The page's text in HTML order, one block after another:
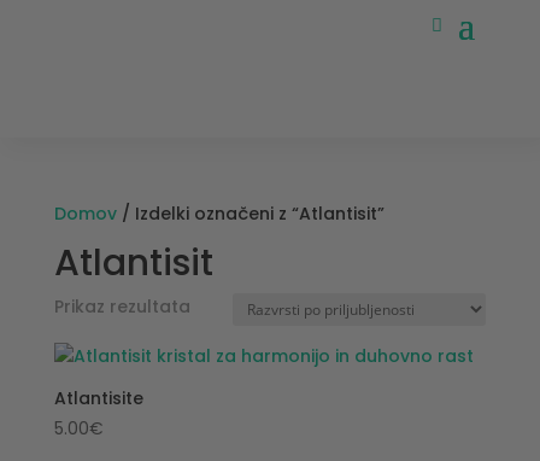
Domov/ Izdelki označeni z “Atlantisit”
Atlantisit
Prikaz rezultata
Atlantisite
5.00€